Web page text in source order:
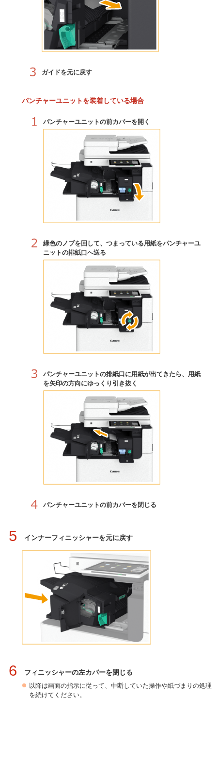
ガイドを元に戻す
パンチャーユニットを装着している場合
パンチャーユニットの前カバーを開く
緑色のノブを回して、つまっている用紙をパンチャーユ
ニットの排紙口へ送る
パンチャーユニットの排紙口に用紙が出てきたら、用紙
を矢印の方向にゆっくり引き抜く
パンチャーユニットの前カバーを閉じる
5 インナーフィニッシャーを元に戻す
6 フィニッシャーの左カバーを閉じる
以降は画面の指示に従って、中断していた操作や紙づまりの処理
を続けてください。